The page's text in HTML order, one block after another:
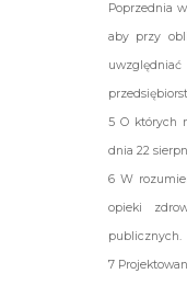
Poprzednia
aby przy
5 O których
dnia 22
6 W
opieki
publicznych.
7